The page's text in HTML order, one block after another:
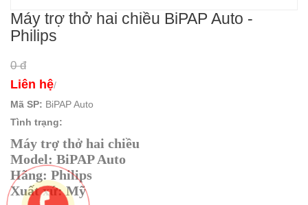
Máy trợ thở hai chiều BiPAP Auto -
Philips
0 đ
Liên hệ/
Mã SP: BiPAP Auto
Tình trạng:
Máy trợ thở hai chiều
Model: BiPAP Auto
Hãng: Philips
Xuất xứ: Mỹ